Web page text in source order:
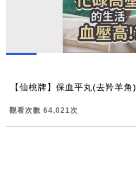
【仙桃牌】保血平丸(去羚羊角)
觀看次數 64,021次